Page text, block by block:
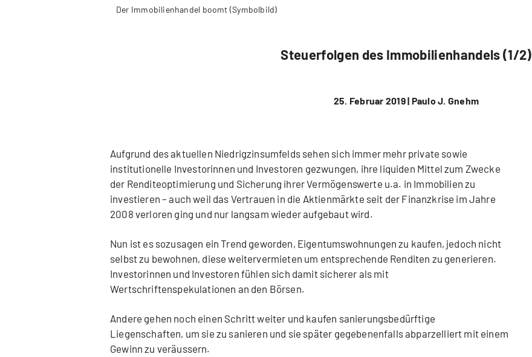
Der Immobilienhandel boomt (Symbolbild)
Steuerfolgen des Immobilienhandels (1/2)
25. Februar 2019 | Paulo J. Gnehm
Aufgrund des aktuellen Niedrigzinsumfelds sehen sich immer mehr private sowie
institutionelle Investorinnen und Investoren gezwungen, ihre liquiden Mittel zum Zwecke
der Renditeoptimierung und Sicherung ihrer Vermögenswerte u.a. in Immobilien zu
investieren – auch weil das Vertrauen in die Aktienmärkte seit der Finanzkrise im Jahre
2008 verloren ging und nur langsam wieder aufgebaut wird.
Nun ist es sozusagen ein Trend geworden, Eigentumswohnungen zu kaufen, jedoch nicht
selbst zu bewohnen, diese weitervermieten um entsprechende Renditen zu generieren.
Investorinnen und Investoren fühlen sich damit sicherer als mit
Wertschriftenspekulationen an den Börsen.
Andere gehen noch einen Schritt weiter und kaufen sanierungsbedürftige
Liegenschaften, um sie zu sanieren und sie später gegebenenfalls abparzelliert mit einem
Gewinn zu veräussern.